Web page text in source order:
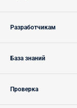
Разработчикам
База знаний
Проверка